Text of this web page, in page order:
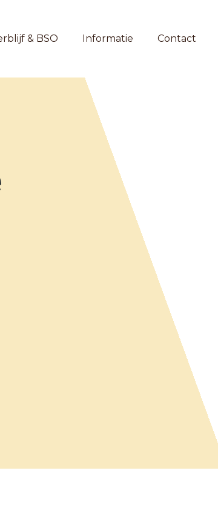
& BSO Informatie Contact